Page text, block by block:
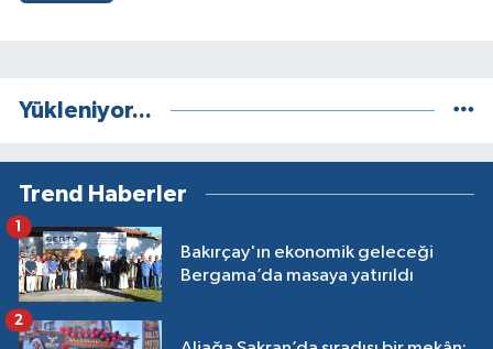
Yükleniyor...
Trend Haberler
Bakırçay'ın ekonomik geleceği
Bergama’da masaya yatırıldı
1
2